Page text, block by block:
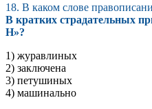
18. В каком слове
В кратких страдательных
Н»?
1) журавлиных
2) заключена
3) петушиных
4) машинально